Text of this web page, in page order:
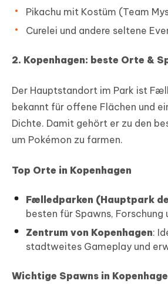
Pikachu mit Kostüm (Team
Curelei und andere seltene
2. Kopenhagen: beste Orte &
Der Hauptstandort im Park ist
bekannt für offene Flächen und
Dichte. Damit gehört er zu den
um Pokémon zu farmen.
Top Orte in Kopenhagen
Fælledparken (Hauptpark
besten für Spawns, Forschung
Zentrum von Kopenhagen:
stadtweites Gameplay und
Wichtige Spawns in